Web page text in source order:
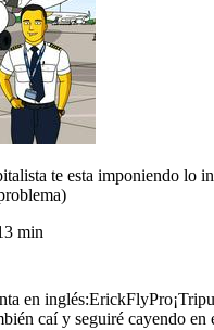
te esta imponiendo lo
min
en
caí y seguiré cayendo en